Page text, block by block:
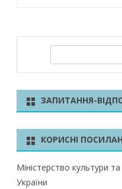
к
ЗАПИТАННЯ-
КОРИСНІ
Міністерство культури та
України